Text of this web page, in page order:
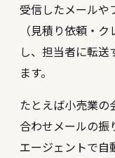
受信したメールや
（見積り依頼・
し、担当者に転送
ます。
たとえば小売業の
合わせメールの振
エージェントで自